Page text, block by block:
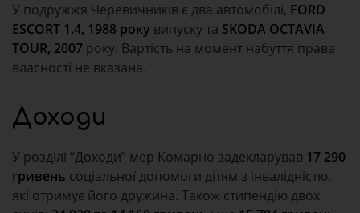
У подружжя Черевичників є два автомобілі, FORD
ESCORT 1.4, 1988 року випуску та SKODA OCTAVIA
TOUR, 2007 року. Вартість на момент набуття права
власності не вказана.
Доходи
У розділі “Доходи” мер Комарно задекларував 17 290
гривень соціальної допомоги дітям з інвалідністю,
які отримує його дружина. Також стипендію двох